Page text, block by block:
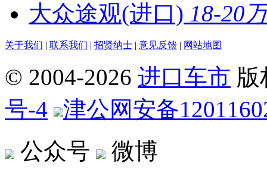
大众途观(进口) 18-20
关于我们 | 联系我们 | 招贤纳士 | 意见反馈 | 网站地图
© 2004-2026 进口车市
号-4
津公网安备
公众号
微博